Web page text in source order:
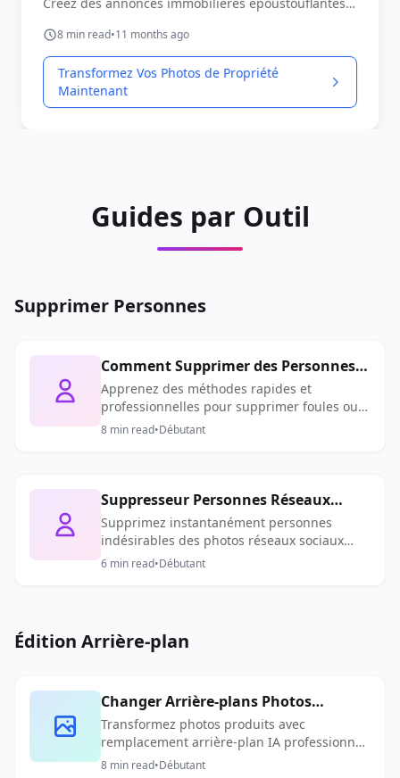
Créez des annonces immobilières époustouflantes
extérieure professionnelle.
8min read•11 months ago
Transformez Vos Photos de Propriété
Maintenant
Guides par Outil
Supprimer Personnes
Comment Supprimer des Personnes
des Photos : Guide Gratuit IA
Apprenez des méthodes rapides et
professionnelles pour supprimer foules ou
une seule personne des photos avec IA.
8 min read•Débutant
Suppresseur Personnes Réseaux
Sociaux : Photos Instagram & TikTok
Parfaites
Supprimez instantanément personnes
indésirables des photos réseaux sociaux
avec IA. Créez posts Instagram parfaits,
6 min read•Débutant
Édition Arrière-plan
Changer Arrière-plans Photos
Produits - Changeur Arrière-plan IA
Transformez photos produits avec
remplacement arrière-plan IA professionnel.
Créez images e-commerce époustouflantes
8 min read•Débutant